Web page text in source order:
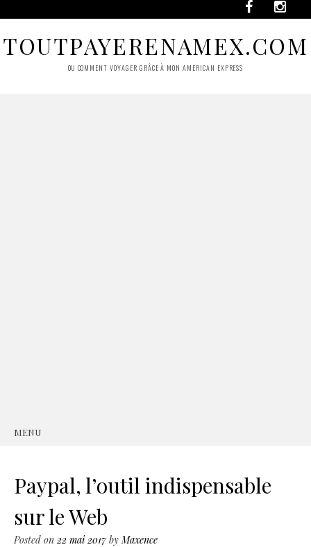
TOUTPAYERENAMEX.COM
OU COMMENT VOYAGER GRÂCE À MON AMERICAN EXPRESS
MENU
Paypal, l’outil indispensable
sur le Web
Posted on22 mai 2017byMaxence